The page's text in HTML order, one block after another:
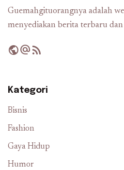
Guemahgituorangnya adalah
menyediakan berita terbaru
publicalternate_emailrss_feed
Kategori
Bisnis
Fashion
Gaya Hidup
Humor